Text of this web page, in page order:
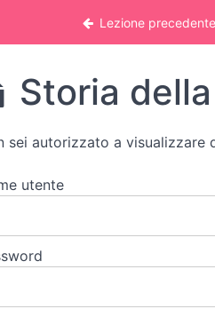
STUDIO DELLE
Lezione precedente
Storia
sei autorizzato a visualizzare
utente